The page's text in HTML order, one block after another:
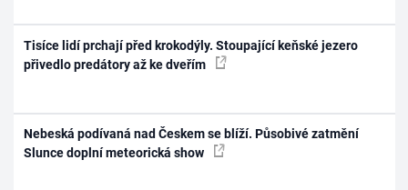
Tisíce lidí prchají před krokodýly. Stoupající keňské jezero
přivedlo predátory až ke dveřím
Nebeská podívaná nad Českem se blíží. Působivé zatmění
Slunce doplní meteorická show